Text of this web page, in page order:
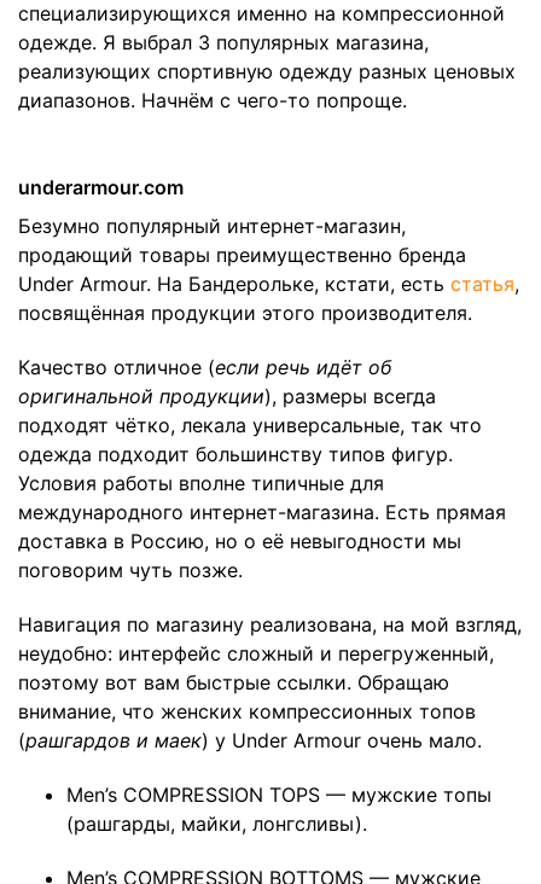
специализирующихся именно на компрессионной
одежде. Я выбрал 3 популярных магазина,
реализующих спортивную одежду разных ценовых
диапазонов. Начнём с чего-то попроще.
underarmour.com
Безумно популярный интернет-магазин,
продающий товары преимущественно бренда
Under Armour. На Бандерольке, кстати, есть статья,
посвящённая продукции этого производителя.
Качество отличное (если речь идёт об
оригинальной продукции), размеры всегда
подходят чётко, лекала универсальные, так что
одежда подходит большинству типов фигур.
Условия работы вполне типичные для
международного интернет-магазина. Есть прямая
доставка в Россию, но о её невыгодности мы
поговорим чуть позже.
Навигация по магазину реализована, на мой взгляд,
неудобно: интерфейс сложный и перегруженный,
поэтому вот вам быстрые ссылки. Обращаю
внимание, что женских компрессионных топов
(рашгардов и маек) у Under Armour очень мало.
Men’s COMPRESSION TOPS — мужские топы
(рашгарды, майки, лонгсливы).
Men’s COMPRESSION BOTTOMS — мужские